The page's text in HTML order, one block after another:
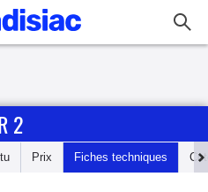
2
Prix Fiches techniques